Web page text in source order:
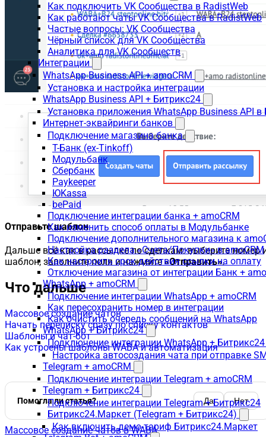
Как подключить VK Сообщества в RadistWeb
Как работают чаты VK Сообщества в RadistWeb
Частые вопросы: VK Сообщества
Чёрный список для VK Сообщества
Аналитика для VK Сообществ
Интеграции
WhatsApp Business API + amoCRM
Установка и настройка интеграции
WhatsApp Business API + Битрикс24
Установка приложения WhatsApp Business API
Интернет-эквайринги банков
Подключение магазина банка
Т-Банк (ex-Tinkoff)
Модульбанк
Сбербанк
Paykeeper
ЮKassa
bePaid
Подключение интеграции банка + amoCRM
Как изменить способ оплаты в Модульбанке
Подключение дополнительного магазина к
Настройка раздела «Счета/Покупки» в amoCRM
Как настроить срок действия ссылки на оплату
Отключение магазина от интеграции Банк +
WhatsApp + amoCRM
Подключение интеграции WhatsApp + amoCRM
Как пересохранить номер в интеграции
Как очистить очередь сообщений на WhatsApp
WhatsApp + Битрикс24
Подключение интеграции WhatsApp + Битрикс24
Настройка автосоздания чата при отправке
Telegram + amoCRM
Подключение интеграции Telegram + amoCRM
Telegram + Битрикс24
Подключение интеграции Telegram + Битрикс24
Битрикс24.Маркет (Telegram + Битрикс24)
Как включить демо-тариф Битрикс24.Маркет
Отправьте шаблон
Дальше всё как в рассылке по сделкам: выберите номер
шаблон, заполните поля и нажмите«Отправить».
Что дальше
Массовое создание чатов
Начать переписку сразу по списку контактов
Шаблоны и чат-бот
Как устроены шаблоны WABA и автоматизация
Помогла ли статья? Да Нет
Массовое создание чатов в WABA